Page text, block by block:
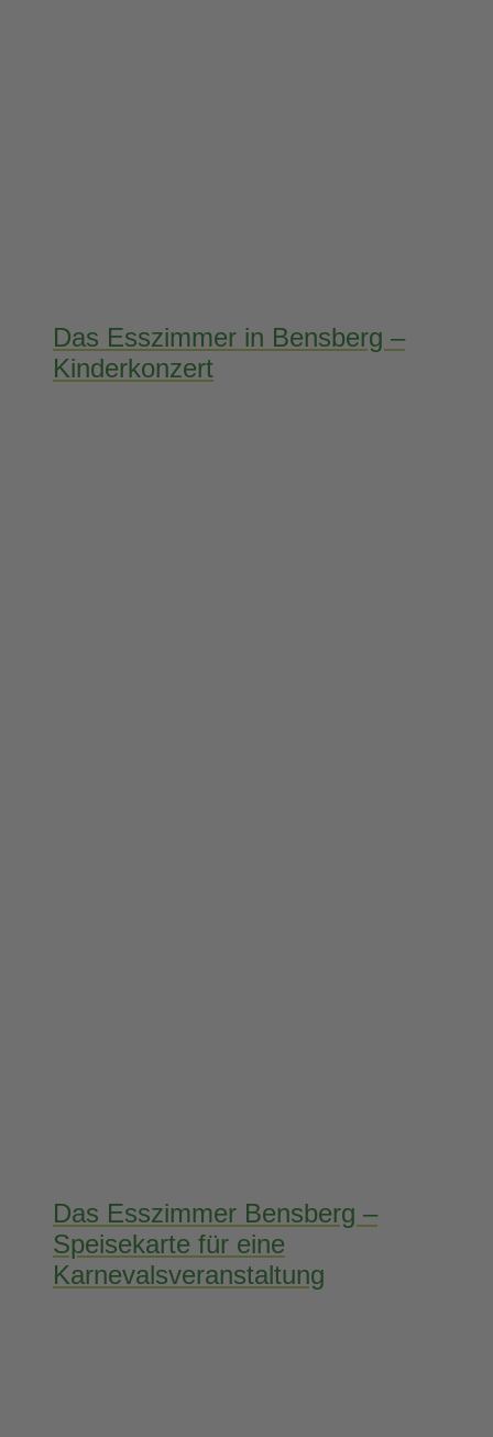
Das Esszimmer in Bensberg –
Kinderkonzert
Das Esszimmer Bensberg –
Speisekarte für eine
Karnevalsveranstaltung